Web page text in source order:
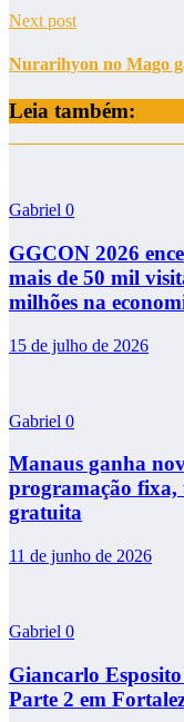
Next post
Nurarihyon no Mago
Leia também:
Gabriel 0
GGCON 2026
mais de 50 mil
milhões na
15 de julho de 2026
Gabriel 0
Manaus ganha
programação fixa,
gratuita
11 de junho de 2026
Gabriel 0
Giancarlo
Parte 2 em